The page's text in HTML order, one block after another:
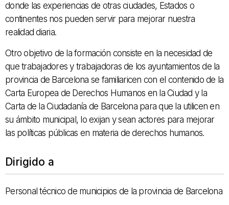
donde las experiencias de otras ciudades, Estados o
continentes nos pueden servir para mejorar nuestra
realidad diaria.
Otro objetivo de la formación consiste en la necesidad de
que trabajadores y trabajadoras de los ayuntamientos de la
provincia de Barcelona se familiaricen con el contenido de la
Carta Europea de Derechos Humanos en la Ciudad y la
Carta de la Ciudadanía de Barcelona para que la utilicen en
su ámbito municipal, lo exijan y sean actores para mejorar
las políticas públicas en materia de derechos humanos.
Dirigido a
Personal técnico de municipios de la provincia de Barcelona